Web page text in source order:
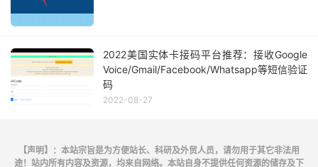
2022美国实体卡接码平台推荐：接收Google
Voice/Gmail/Facebook/Whatsapp等短信验证
码
2022-08-27
【声明】：本站宗旨是为方便站长、科研及外贸人员，请勿用于其它非法用
途！站内所有内容及资源，均来自网络。本站自身不提供任何资源的储存及下